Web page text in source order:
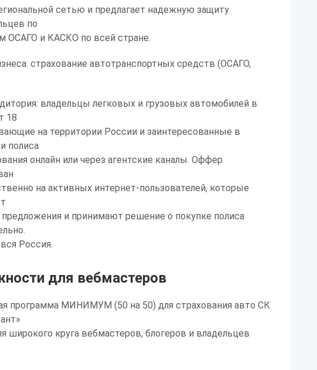
сетью и предлагает надежную защиту
по
ОСАГО и КАСКО по всей стране.
страхование автотранспортных средств (ОСАГО,
владельцы легковых и грузовых автомобилей в
18
на территории России и заинтересованные в
полиса
онлайн или через агентские каналы. Оффер
на активных интернет-пользователей, которые
и принимают решение о покупке полиса
Россия.
для вебмастеров
программа МИНИМУМ (50 на 50) для страхования авто СК
широкого круга вебмастеров, блогеров и владельцев